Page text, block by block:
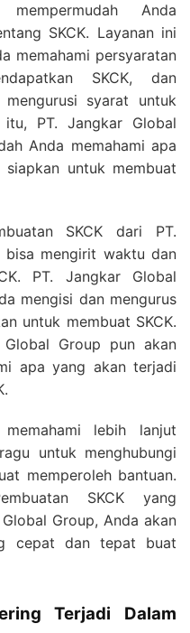
Anda
SKCK. Layanan ini
memahami persyaratan
SKCK, dan
syarat untuk
itu, PT. Jangkar Global
Anda memahami apa
untuk membuat
SKCK dari PT.
bisa mengirit waktu dan
PT. Jangkar Global
mengisi dan mengurus
untuk membuat SKCK.
Group pun akan
apa yang akan terjadi
lebih lanjut
untuk menghubungi
memperoleh bantuan.
SKCK yang
Group, Anda akan
cepat dan tepat buat
Terjadi Dalam